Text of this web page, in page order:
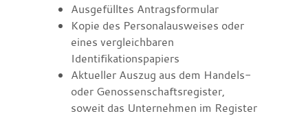
Ausgefülltes Antragsformular
Kopie des Personalausweises oder
eines vergleichbaren
Identifikationspapiers
Aktueller Auszug aus dem Handels-
oder Genossenschaftsregister,
soweit das Unternehmen im Register